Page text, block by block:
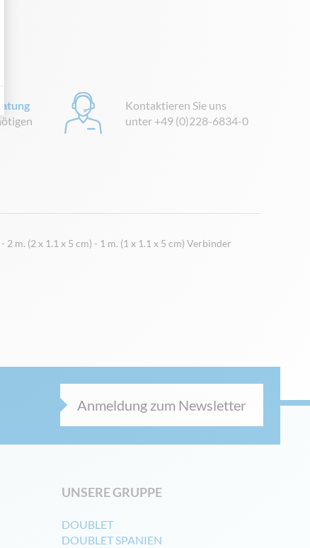
Kontaktieren Sie uns
unter +49 (0)228-6834-0
- 2 m. (2 x 1.1 x 5 cm) - 1 m. (1 x 1.1 x 5 cm) Verbinder
Anmeldung zum Newsletter
UNSERE GRUPPE
DOUBLET
DOUBLET SPANIEN